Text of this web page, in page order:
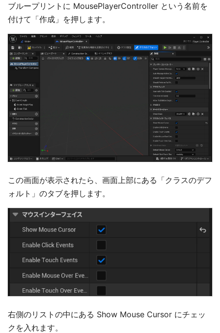
ブループリントに MousePlayerController という名前を
付けて「作成」を押します。
この画面が表示されたら、画面上部にある「クラスのデフ
ォルト」のタブを押します。
右側のリストの中にある Show Mouse Cursor にチェッ
クを入れます。